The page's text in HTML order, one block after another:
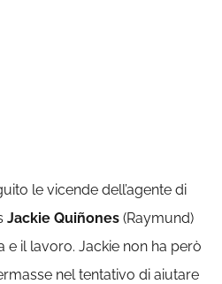
le vicende dell’agente di
Jackie Quiñones (Raymund)
e il lavoro. Jackie non ha però
nel tentativo di aiutare